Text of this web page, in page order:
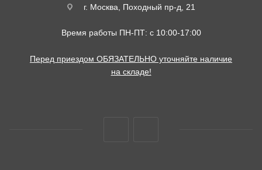
г. Москва, Походный пр-д, 21
Время работы ПН-ПТ: с 10:00-17:00
Перед приездом ОБЯЗАТЕЛЬНО уточняйте наличие
на складе!